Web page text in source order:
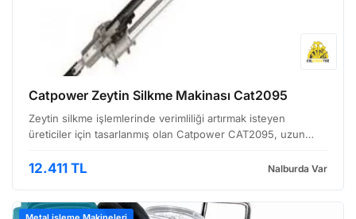
Catpower Zeytin Silkme Makinası Cat2095
Zeytin silkme işlemlerinde verimliliği artırmak isteyen
üreticiler için tasarlanmış olan Catpower CAT2095, uzun
özellikle büyük ölçekli zeytincilik faaliyetlerinde…
12.411 TL Nalburda Var